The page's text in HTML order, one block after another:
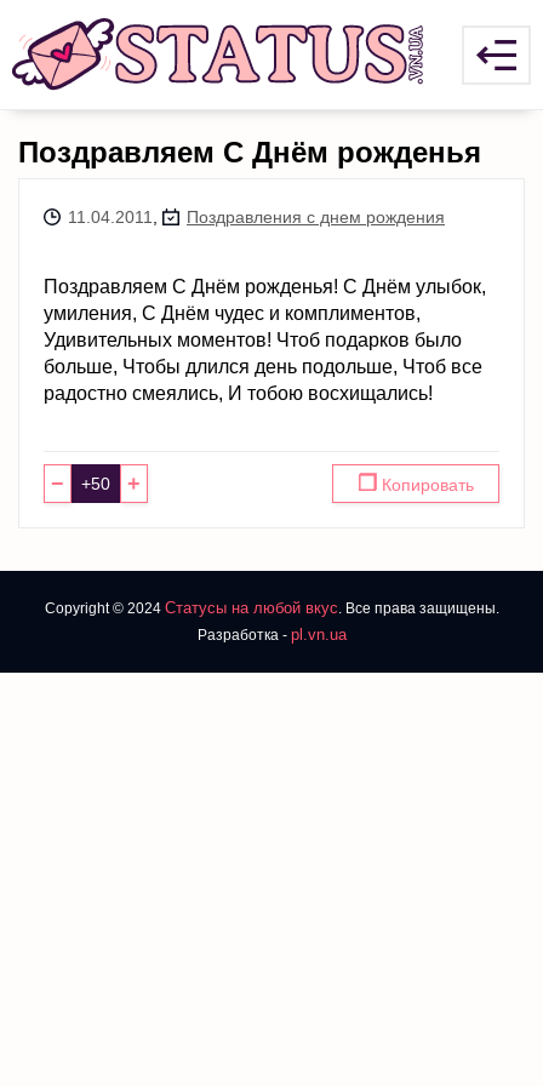
Поздравляем С Днём рожденья
11.04.2011 Поздравления с днем рождения
Поздравляем С Днём рожденья! С Днём улыбок,
умиления, С Днём чудес и комплиментов,
Удивительных моментов! Чтоб подарков было
больше, Чтобы длился день подольше, Чтоб все
радостно смеялись, И тобою восхищались!
− + ❐ Копировать
Copyright © 2024 Статусы на любой вкус. Все права защищены.
Разработка - pl.vn.ua